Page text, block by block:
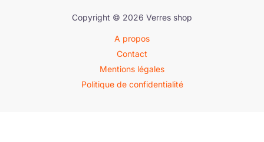
Copyright © 2026 Verres shop
A propos
Contact
Mentions légales
Politique de confidentialité